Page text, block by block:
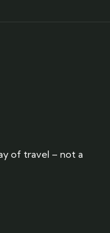
of travel – not a